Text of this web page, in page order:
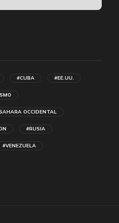
#CUBA #EE.UU.
OCCIDENTAL
#RUSIA
#VENEZUELA